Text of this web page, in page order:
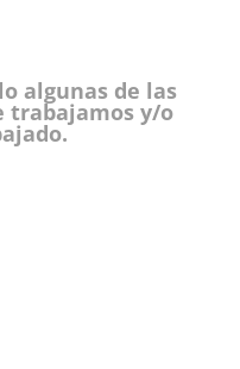
algunas de las
trabajamos y/o